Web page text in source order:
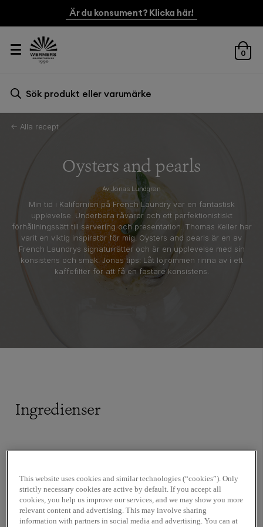
Är du konsument? Klicka här!
0
Sök
← Alla recept
Oysters and pearls
Av Jonas Lundgren
Min tid i Kalifornien på French Laundry var en fantastisk
upplevelse. Underbara råvaror och ett perfektionistiskt
förhållningssätt till servering och presentation. Thomas Keller har
varit en viktig inspiratör för mig. Oysters and pearls är en av
French Laundrys signaturrätter och är en upplevelse med sin
konsistens och smak. Jonas tips: Låt löjrommen rinna av i ett
kaffefilter för att få en fastare konsistens.
Ingredienser
Oysters and pearls
150 g Tapiocagryn (sagogryn)
8 ostron
2 dl vatten
25 g smör
This website uses cookies and similar technologies (“cookies”). Only
strictly necessary cookies are active by default. If you accept all
cookies, you help us improve our services, and we may show you more
relevant content and advertising. This may involve sharing
information with partners in social media and advertising. You can at